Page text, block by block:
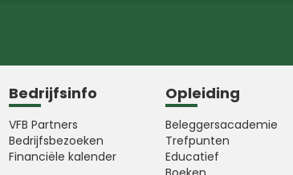
Bedrijfsinfo
VFB Partners
Bedrijfsbezoeken
Financiële kalender
Opleiding
Beleggersacademie
Trefpunten
Educatief